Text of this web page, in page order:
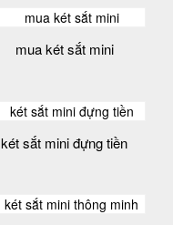
mua két sắt mini
két sắt mini đựng tiền